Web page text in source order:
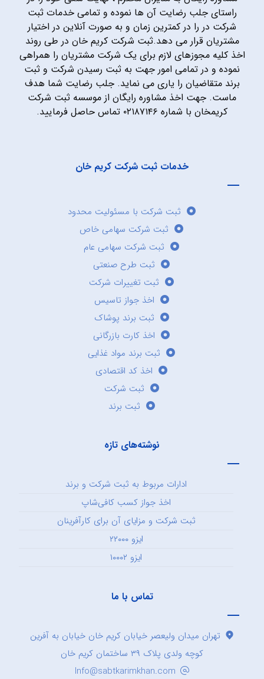
راستای جلب رضایت آن ها نموده و تمامی خدمات ثبت
شرکت در را در کمترین زمان و به صورت آنلاین در اختیار
مشتریان قرار می دهد.ثبت شرکت کریم خان در طی روند
اخذ کلیه مجوزهای لازم برای یک شرکت مشتریان را همراهی
نموده و در تمامی امور جهت به ثبت رسیدن شرکت و ثبت
برند متقاضیان را یاری می نماید. جلب رضایت شما هدف
ماست. جهت اخذ مشاوره رایگان از موسسه ثبت شرکت
کریمخان با شماره ۰۲۱۸۷۱۴۶ تماس حاصل فرمایید.
خدمات ثبت شرکت کریم خان
ثبت شرکت با مسئولیت محدود
ثبت شرکت سهامی خاص
ثبت شرکت سهامی عام
ثبت طرح صنعتی
ثبت تغییرات شرکت
اخذ جواز تاسیس
ثبت برند پوشاک
اخذ کارت بازرگانی
ثبت برند مواد غذایی
اخذ کد اقتصادی
ثبت شرکت
ثبت برند
نوشته‌های تازه
ادارات مربوط به ثبت شرکت و برند
اخذ جواز کسب کافی‌شاپ
ثبت شرکت و مزایای آن برای کارآفرینان
ایزو ۲۲۰۰۰
ایزو ۱۰۰۰۲
تماس با ما
تهران میدان ولیعصر خیابان کریم خان خیابان به آفرین
کوچه ولدی پلاک ۳۹ ساختمان کریم خان
Info@sabtkarimkhan.com